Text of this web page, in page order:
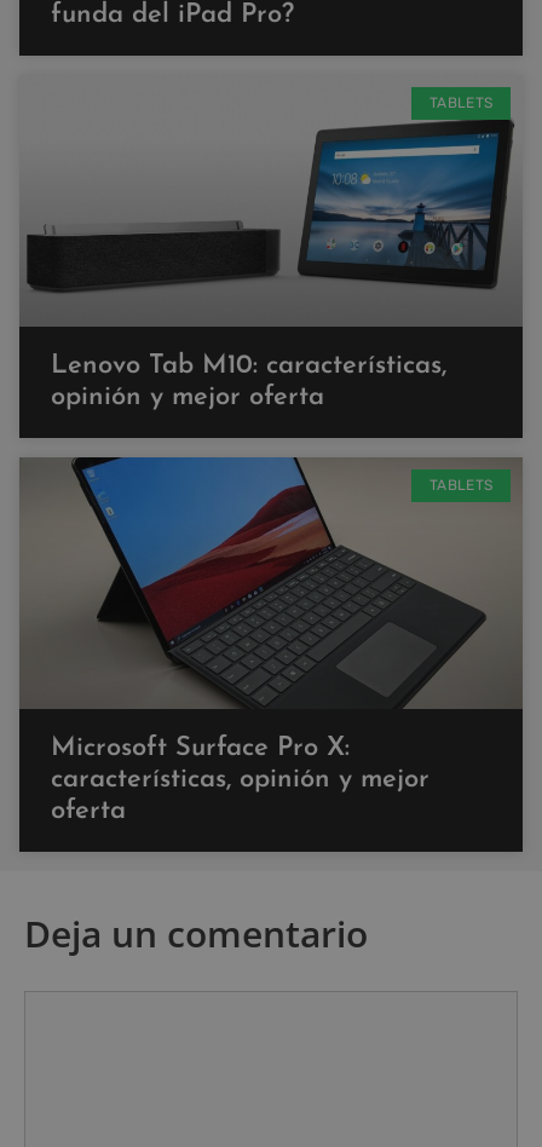
funda del iPad Pro?
TABLETS
Lenovo Tab M10: características,
opinión y mejor oferta
TABLETS
Microsoft Surface Pro X:
características, opinión y mejor
oferta
Deja un comentario